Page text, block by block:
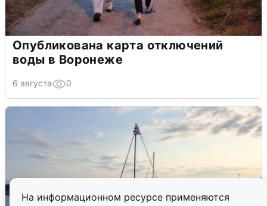
На информационном ресурсе применяются
Опубликована карта отключений
воды в Воронеже
6 августа 0